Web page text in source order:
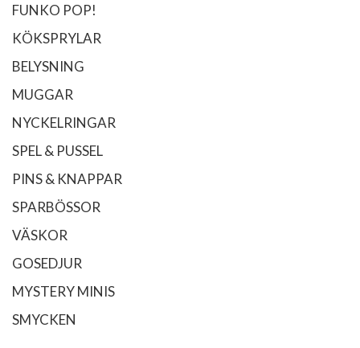
FUNKO POP!
KÖKSPRYLAR
BELYSNING
MUGGAR
NYCKELRINGAR
SPEL & PUSSEL
PINS & KNAPPAR
SPARBÖSSOR
VÄSKOR
GOSEDJUR
MYSTERY MINIS
SMYCKEN